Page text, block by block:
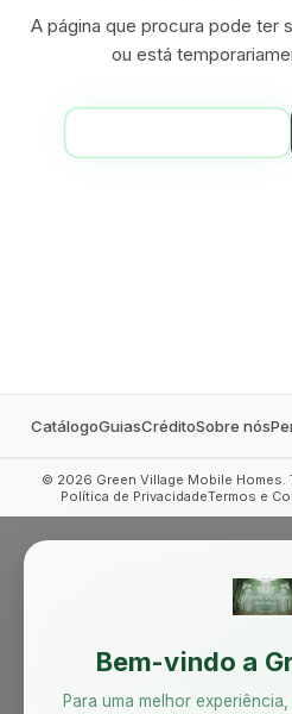
A página que procura pode ter
ou está
CatálogoGuiasCréditoSobre nós
© 2026 Green Village Mobile
Política de PrivacidadeTermos e
Bem-vindo a
Para uma melhor